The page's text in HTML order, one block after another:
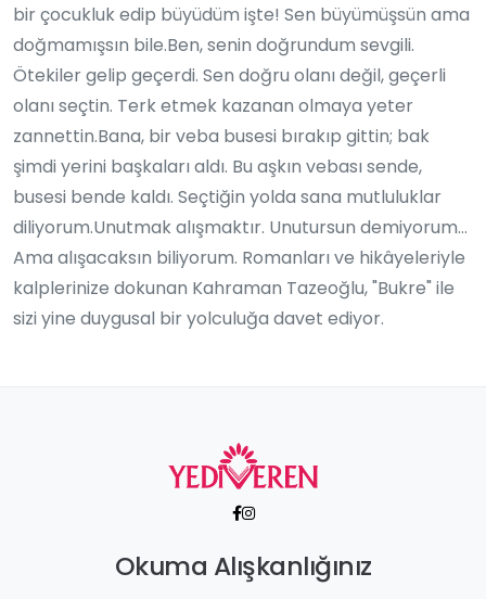
bir çocukluk edip büyüdüm işte! Sen büyümüşsün ama
doğmamışsın bile.Ben, senin doğrundum sevgili.
Ötekiler gelip geçerdi. Sen doğru olanı değil, geçerli
olanı seçtin. Terk etmek kazanan olmaya yeter
zannettin.Bana, bir veba busesi bırakıp gittin; bak
şimdi yerini başkaları aldı. Bu aşkın vebası sende,
busesi bende kaldı. Seçtiğin yolda sana mutluluklar
diliyorum.Unutmak alışmaktır. Unutursun demiyorum…
Ama alışacaksın biliyorum. Romanları ve hikâyeleriyle
kalplerinize dokunan Kahraman Tazeoğlu, "Bukre" ile
sizi yine duygusal bir yolculuğa davet ediyor.
Okuma Alışkanlığınız